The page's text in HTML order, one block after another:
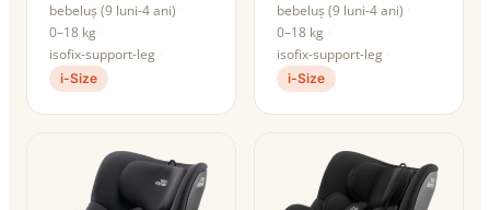
bebeluș (9 luni-4 ani)
0–18 kg
isofix-support-leg
i-Size
bebeluș (9 luni-4 ani)
0–18 kg
isofix-support-leg
i-Size